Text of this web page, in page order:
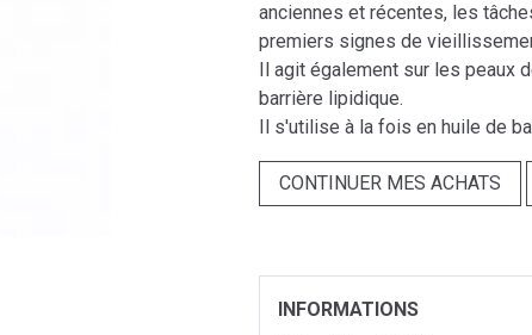
anciennes et récentes, les
premiers signes de
Il agit également sur les peaux
barrière lipidique.
Il s'utilise à la fois en huile de
CONTINUER MES ACHATS
INFORMATIONS